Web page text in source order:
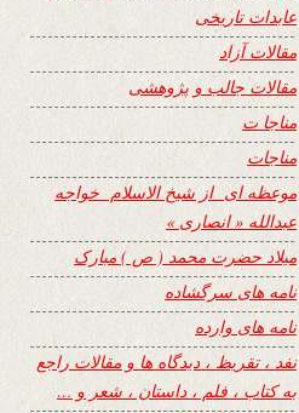
عابدات تاریخی
مقالات آزاد
مقالات جالب و پژوهشی
مناجا ت
مناجات
موعظه ای از شیخ الاسلام خواجه
عبدالله « انصاری »
میلاد حضرت محمد ( ص ) مبارک
نامه های سرگشاده
نامه های وارده
نفد ، تقریظ ، دیدگاه ها و مقالات راجع
به کتاب ، فلم ، داستان ، شعر و …